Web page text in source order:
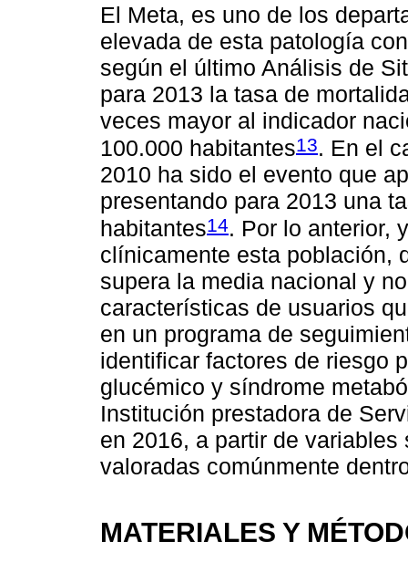
El Meta, es uno de los
elevada de esta patología
según el último Análisis de
para 2013 la tasa de
veces mayor al indicador
100.000 habitantes13. En el
2010 ha sido el evento que
presentando para 2013 una
habitantes14. Por lo anterior,
clínicamente esta población,
supera la media nacional y
características de usuarios
en un programa de
identificar factores de riesgo
glucémico y síndrome
Institución prestadora de
en 2016, a partir de
valoradas comúnmente
MATERIALES Y